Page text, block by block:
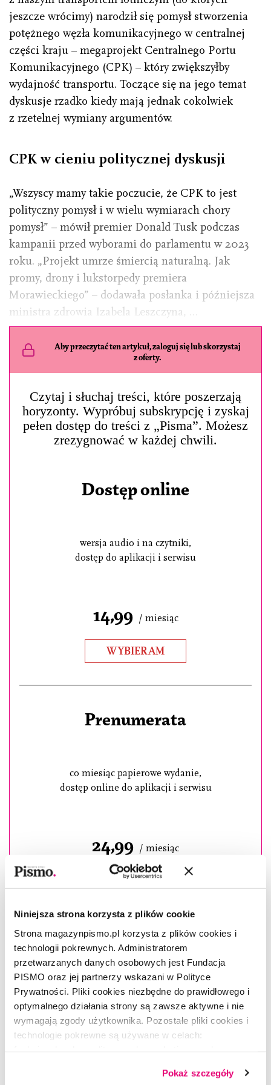
Niniejsza strona korzysta z plików cookie
Strona magazynpismo.pl korzysta z plików cookies i
technologii pokrewnych. Administratorem
przetwarzanych danych osobowych jest Fundacja
PISMO oraz jej partnerzy wskazani w Polityce
Prywatności. Pliki cookies niezbędne do prawidłowego i
optymalnego działania strony są zawsze aktywne i nie
wymagają zgody użytkownika. Pozostałe pliki cookies i
technologie pokrewne są używane w celach:
dobrowolną zgodę na pliki cookies i technologie
Pokaż szczegóły
jeszcze wrócimy) narodził się pomysł stworzenia
potężnego węzła komunikacyjnego w centralnej
części kraju – megaprojekt Centralnego Portu
Komunikacyjnego (CPK) – który zwiększyłby
wydajność transportu. Toczące się na jego temat
dyskusje rzadko kiedy mają jednak cokolwiek
z rzetelnej wymiany argumentów.
CPK w cieniu politycznej dyskusji
„Wszyscy mamy takie poczucie, że CPK to jest
polityczny pomysł i w wielu wymiarach chory
pomysł” – mówił premier Donald Tusk podczas
kampanii przed wyborami do parlamentu w 2023
roku. „Projekt umrze śmiercią naturalną. Jak
promy, drony i lukstorpedy premiera
Morawieckiego” – dodawała posłanka i późniejsza
ministra zdrowia Izabela Leszczyna, …
Aby przeczytać ten artykuł, zaloguj się lub skorzystaj
z oferty.
Czytaj i słuchaj treści, które poszerzają
horyzonty. Wypróbuj subskrypcję i zyskaj
pełen dostęp do treści z „Pisma”. Możesz
zrezygnować w każdej chwili.
Dostęp online
wersja audio i na czytniki,
dostęp do aplikacji i serwisu
14,99 / miesiąc
WYBIERAM
Prenumerata
co miesiąc papierowe wydanie,
dostęp online do aplikacji i serwisu
24,99 / miesiąc
WYBIERAM